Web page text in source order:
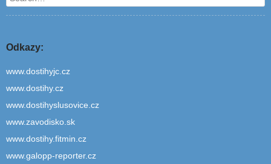
Odkazy:
www.dostihyjc.cz
www.dostihy.cz
www.dostihyslusovice.cz
www.zavodisko.sk
www.dostihy.fitmin.cz
www.galopp-reporter.cz